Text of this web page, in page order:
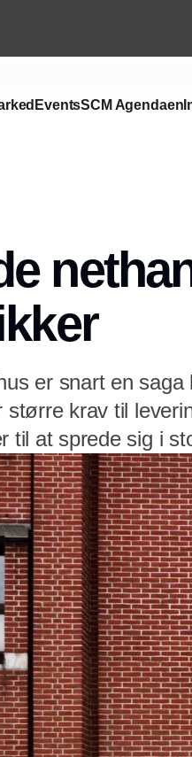
EventsSCM Agendaen
er snart en
større krav til
til at sprede sig i